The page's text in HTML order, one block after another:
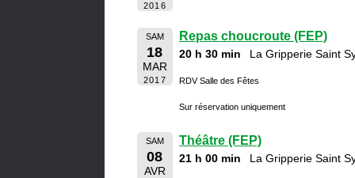
2016
SAM
18
MAR
2017
Repas choucroute (FEP)
20 h 30 min La Gripperie Saint
RDV Salle des Fêtes
Sur réservation uniquement
SAM
08
AVR
Théâtre (FEP)
21 h 00 min La Gripperie Saint